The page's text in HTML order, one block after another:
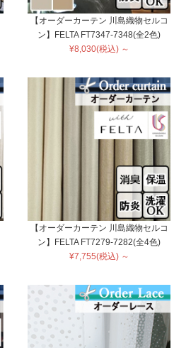
【オーダーカーテン 川島織物セルコ
ン】FELTA FT7347-7348(全2色)
¥8,030(税込) ～
【オーダーカーテン 川島織物セルコ
ン】FELTA FT7279-7282(全4色)
¥7,755(税込) ～